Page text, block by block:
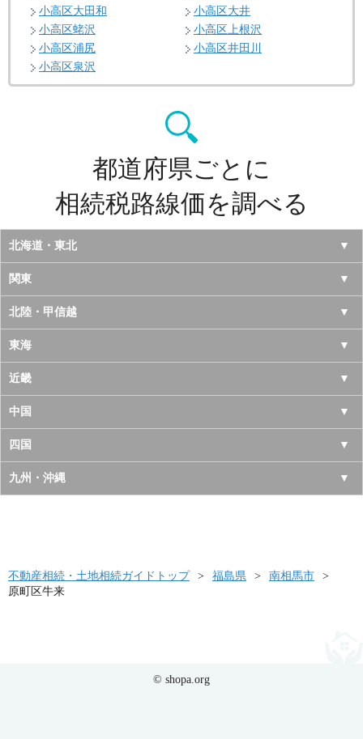
小高区大田和
小高区大井
小高区蛯沢
小高区上根沢
小高区浦尻
小高区井田川
小高区泉沢
都道府県ごとに
相続税路線価を調べる
北海道・東北
北海道
青森県
岩手県
宮城県
秋田県
山形県
福島県
関東
東京都
神奈川県
千葉県
埼玉県
茨城県
栃木県
北陸・甲信越
山梨県
長野県
新潟県
富山県
石川県
東海
愛知県
岐阜県
三重県
静岡県
近畿
大阪府
京都府
兵庫県
和歌山県
中国
鳥取県
島根県
山口県
四国
徳島県
高知県
九州・沖縄
長崎県
不動産相続・土地相続ガイドトップ 福島県
南相馬市
原町区牛来
© shopa.org